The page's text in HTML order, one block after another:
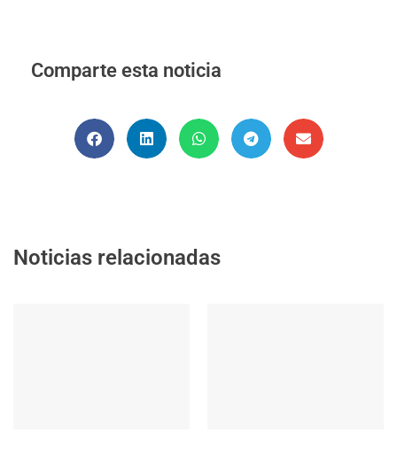
Comparte esta noticia
Noticias relacionadas